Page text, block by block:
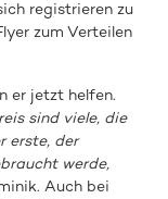
registrieren zu
zum Verteilen
er jetzt helfen.
sind viele, die
erste, der
werde,
Auch bei